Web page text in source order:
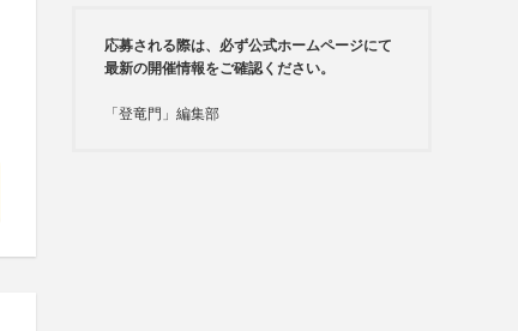
応募される際は、必ず公式ホームページにて
最新の開催情報をご確認ください。
「登竜門」編集部